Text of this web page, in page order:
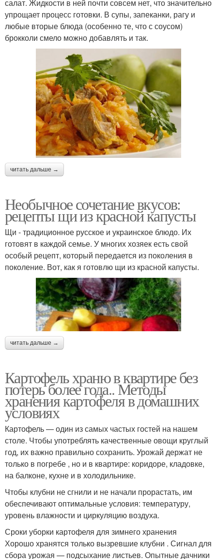
салат. Жидкости в ней почти совсем нет, что значительно
упрощает процесс готовки. В супы, запеканки, рагу и
любые вторые блюда (особенно те, что с соусом)
брокколи смело можно добавлять и так.
читать дальше →
Необычное сочетание вкусов:
рецепты щи из красной капусты
Щи - традиционное русское и украинское блюдо. Их
готовят в каждой семье. У многих хозяек есть свой
особый рецепт, который передается из поколения в
поколение. Вот, как я готовлю щи из красной капусты.
читать дальше →
Картофель храню в квартире без
потерь более года.. Методы
хранения картофеля в домашних
условиях
Картофель — один из самых частых гостей на нашем
столе. Чтобы употреблять качественные овощи круглый
год, их важно правильно сохранить. Урожай держат не
только в погребе , но и в квартире: коридоре, кладовке,
на балконе, кухне и в холодильнике.
Чтобы клубни не сгнили и не начали прорастать, им
обеспечивают оптимальные условия: температуру,
уровень влажности и циркуляцию воздуха.
Сроки уборки картофеля для зимнего хранения
Хорошо хранятся только вызревшие клубни . Сигнал для
сбора урожая — подсыхание листьев. Опытные дачники